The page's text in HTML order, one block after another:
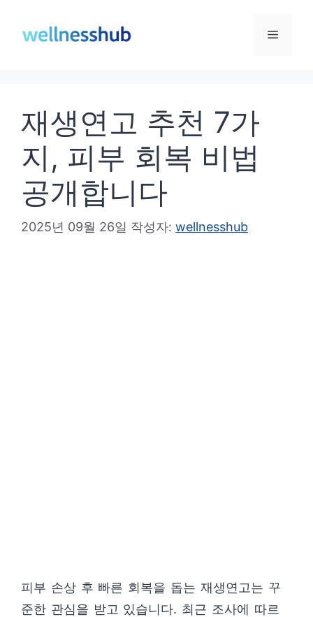
메
재생연고 추천 7가
지, 피부 회복 비법
공개합니다
2025년 09월 26일 작성자: wellnesshub
피부 손상 후 빠른 회복을 돕는 재생연고는 꾸
준한 관심을 받고 있습니다. 최근 조사에 따르